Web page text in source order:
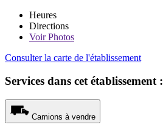
Heures
Directions
VoirPhotos
Consulter la carte de l'établissement
Services dans cet établissement :
Camions à vendre